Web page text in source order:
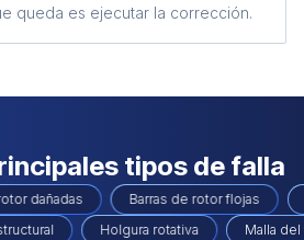
queda es ejecutar la corrección.
tipos de falla
rotor dañadas
Barras de rotor flojas
Holgura rotativa Malla del